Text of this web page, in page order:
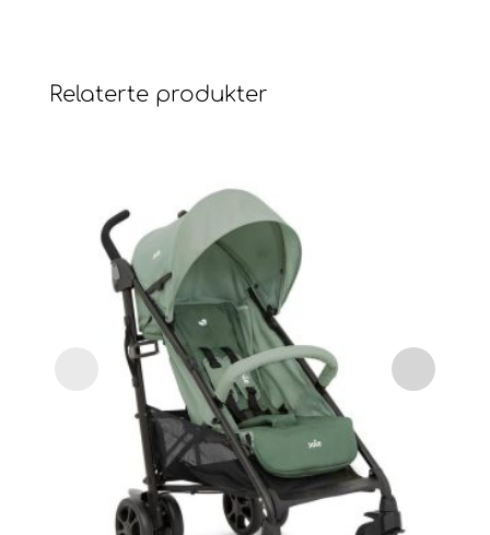
Relaterte produkter